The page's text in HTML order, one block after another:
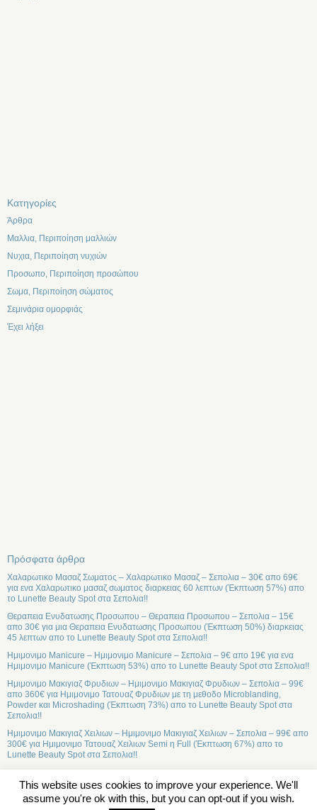
This website uses cookies to improve your experience. We'll
assume you're ok with this, but you can opt-out if you wish.
Kατηγορίες
Άρθρα
Μαλλια, Περιποίηση μαλλιών
Νυχια, Περιποίηση νυχιών
Προσωπο, Περιποίηση προσώπου
Σωμα, Περιποίηση σώματος
Σεμινάρια ομορφιάς
Έχει λήξει
Πρόσφατα άρθρα
Χαλαρωτικο Μασαζ Σωματος – Χαλαρωτικο Μασαζ – Σεπολια – 30€ απο 69€
για ενα Χαλαρωτικο μασαζ σωματος διαρκειας 60 λεπτων (Έκπτωση 57%) απο
το Lunette Beauty Spot στα Σεπολια!!
Θεραπεια Ενυδατωσης Προσωπου – Θεραπεια Προσωπου – Σεπολια – 15€
απο 30€ για μια Θεραπεια Ενυδατωσης Προσωπου (Έκπτωση 50%) διαρκειας
45 λεπτων απο το Lunette Beauty Spot στα Σεπολια!!
Ημιμονιμο Manicure – Ημιμονιμο Manicure – Σεπολια – 9€ απο 19€ για ενα
Ημιμονιμο Manicure (Έκπτωση 53%) απο το Lunette Beauty Spot στα Σεπολια!!
Ημιμονιμο Μακιγιαζ Φρυδιων – Ημιμονιμο Μακιγιαζ Φρυδιων – Σεπολια – 99€
απο 360€ για Ημιμονιμο Τατουαζ Φρυδιων με τη μεθοδο Microblanding,
Powder και Microshading (Έκπτωση 73%) απο το Lunette Beauty Spot στα
Σεπολια!!
Ημιμονιμο Μακιγιαζ Χειλιων – Ημιμονιμο Μακιγιαζ Χειλιων – Σεπολια – 99€ απο
300€ για Ημιμονιμο Τατουαζ Χειλιων Semi η Full (Έκπτωση 67%) απο το
Lunette Beauty Spot στα Σεπολια!!